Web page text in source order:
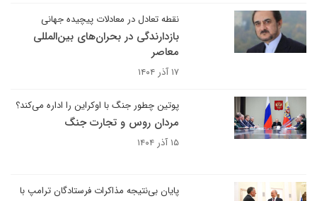
نقطه تعادل در معادلات پیچیده جهانی
بازدارندگی در بحران‌های بین‌المللی
معاصر
۱۷ آذر ۱۴۰۴
پوتین چطور جنگ با اوکراین را اداره می‌کند؟
مردان روس و تجارت جنگ
۱۵ آذر ۱۴۰۴
پایان بی‌نتیجه مذاکرات فرستادگان ترامپ با